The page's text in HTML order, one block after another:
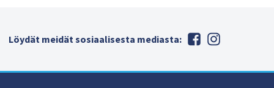
Löydät meidät sosiaalisesta mediasta: